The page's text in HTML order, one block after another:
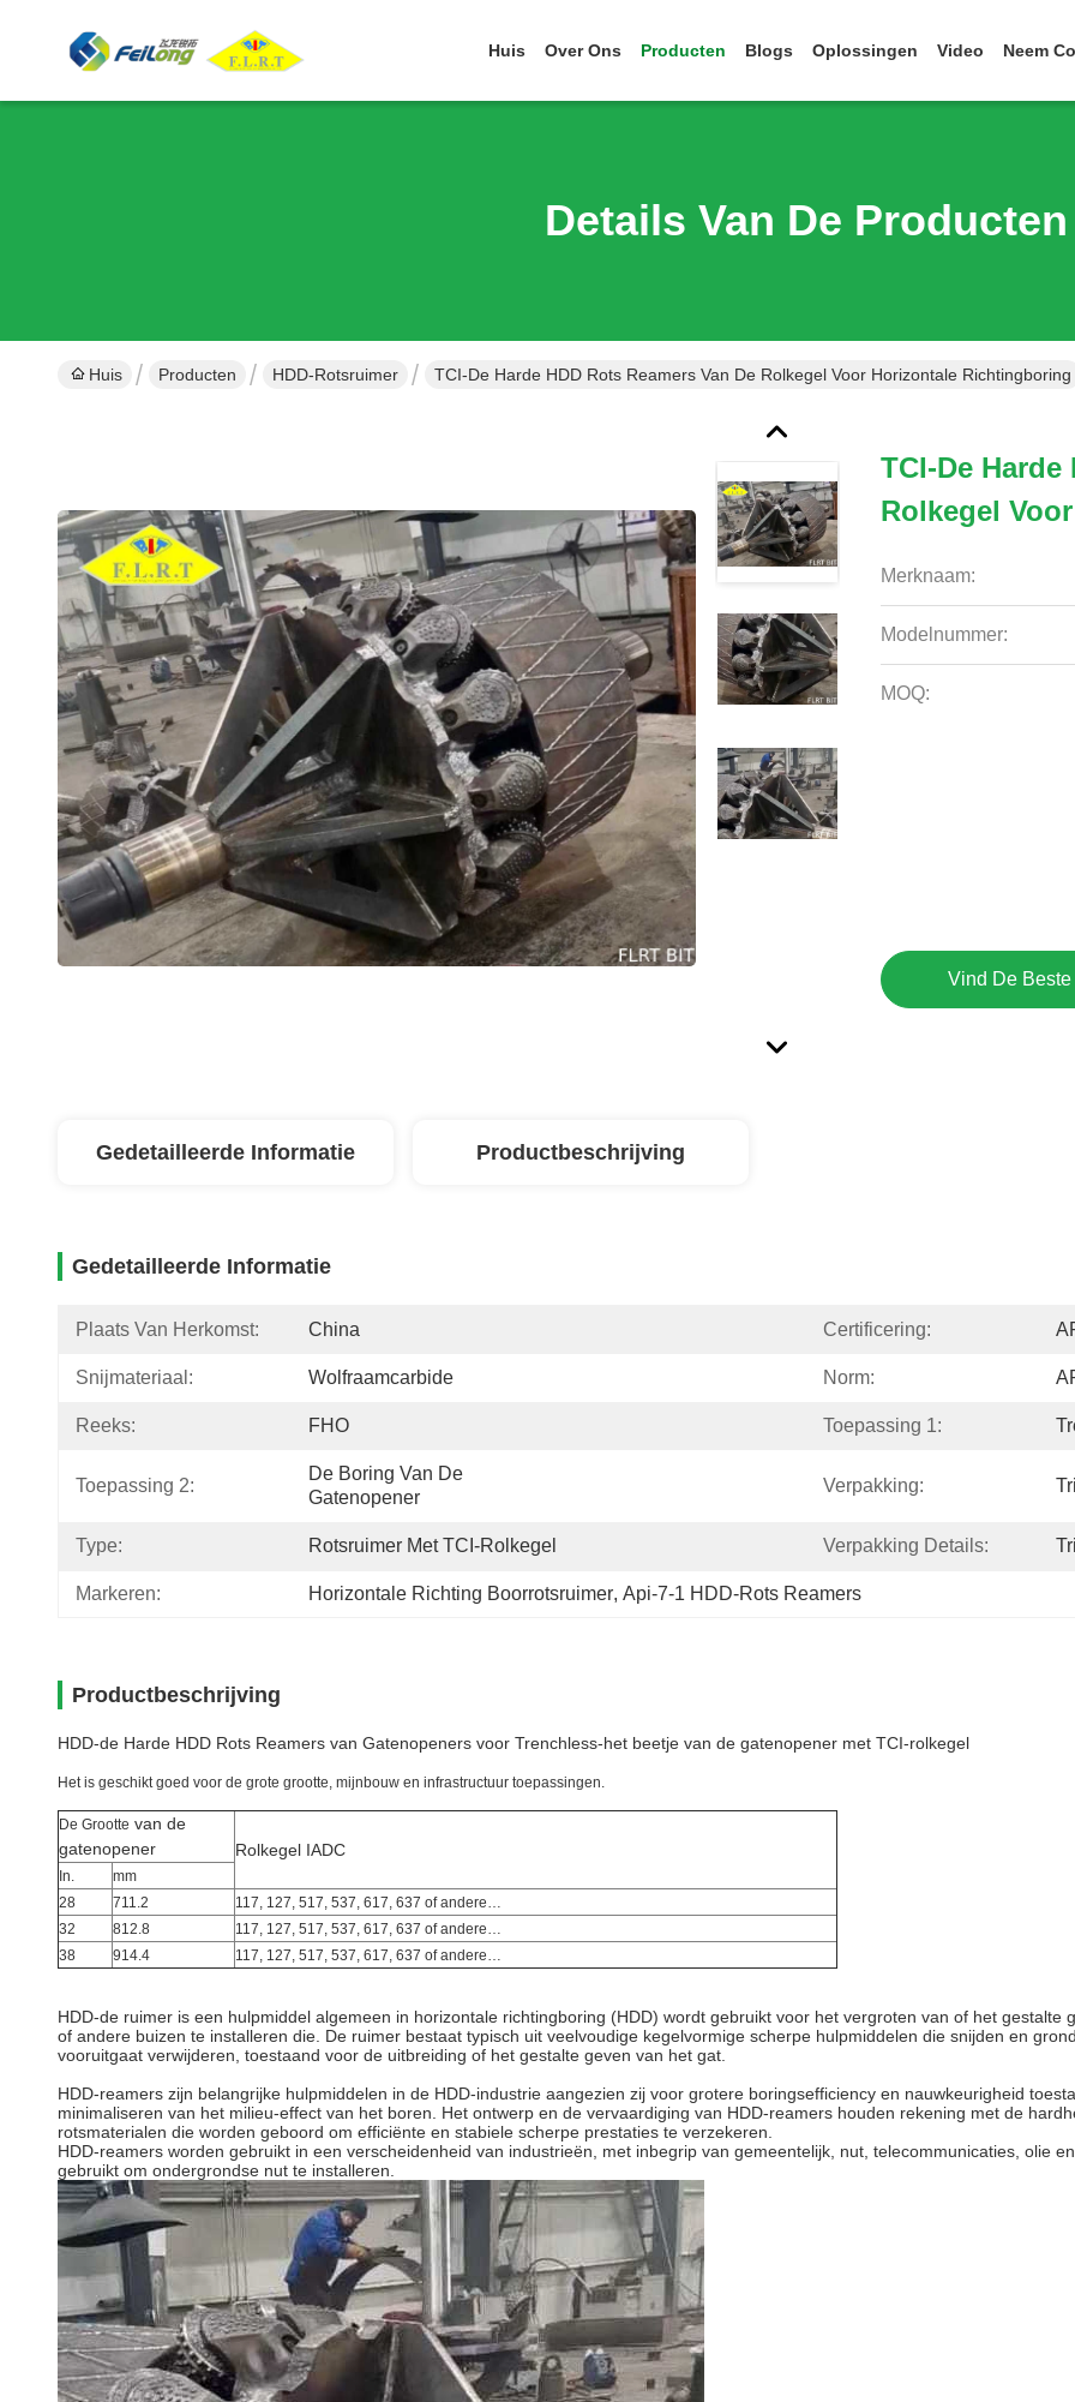
Huis Over Ons Producten Blogs Oplossingen Video Neem
Details Van De Producten
Huis Producten HDD-Rotsruimer TCI-De Harde HDD Rots Reamers Van De Rolkegel Voor Horizontale Richtingboring
TCI-De Harde
Rolkegel
Merknaam:
Modelnummer:
MOQ:
Vind De
Gedetailleerde Informatie Productbeschrijving
Gedetailleerde Informatie
Plaats Van Herkomst: China Certificering:
Snijmateriaal: Wolfraamcarbide Norm:
Reeks: FHO Toepassing 1:
Toepassing 2:
De Boring Van De
Gatenopener
Verpakking:
Type: Rotsruimer Met TCI-Rolkegel Verpakking Details:
Markeren: Horizontale Richting Boorrotsruimer, Api-7-1 HDD-Rots Reamers
Productbeschrijving
HDD-de Harde HDD Rots Reamers van Gatenopeners voor Trenchless-het beetje van de gatenopener met TCI-rolkegel
Het is geschikt goed voor de grote grootte, mijnbouw en infrastructuur toepassingen.
De Grootte van de
gatenopener
Rolkegel IADC
In.
mm
28
711.2
117, 127, 517, 537, 617, 637 of andere…
32
812.8 117, 127, 517, 537, 617, 637 of andere…
38
914.4 117, 127, 517, 537, 617, 637 of andere…
HDD-de ruimer is een hulpmiddel algemeen in horizontale richtingboring (HDD) wordt gebruikt voor het vergroten van of het gestalte
of andere buizen te installeren die. De ruimer bestaat typisch uit veelvoudige kegelvormige scherpe hulpmiddelen die snijden en
vooruitgaat verwijderen, toestaand voor de uitbreiding of het gestalte geven van het gat.
HDD-reamers zijn belangrijke hulpmiddelen in de HDD-industrie aangezien zij voor grotere boringsefficiency en nauwkeurigheid
minimaliseren van het milieu-effect van het boren. Het ontwerp en de vervaardiging van HDD-reamers houden rekening met de
rotsmaterialen die worden geboord om efficiënte en stabiele scherpe prestaties te verzekeren.
HDD-reamers worden gebruikt in een verscheidenheid van industrieën, met inbegrip van gemeentelijk, nut, telecommunicaties, olie
gebruikt om ondergrondse nut te installeren.